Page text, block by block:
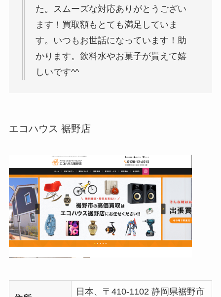
た。スムーズな対応ありがとうござい
ます！買取額もとても満足していま
す。いつもお世話になっています！助
かります。飲料水やお菓子が貰えて嬉
しいです^^
エコハウス 裾野店
日本、〒410-1102 静岡県裾野市